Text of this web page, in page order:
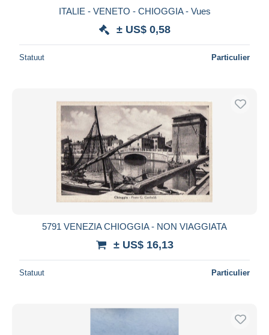
ITALIE - VENETO - CHIOGGIA - Vues
± US$ 0,58
Statuut Particulier
5791 VENEZIA CHIOGGIA - NON VIAGGIATA
± US$ 16,13
Statuut Particulier